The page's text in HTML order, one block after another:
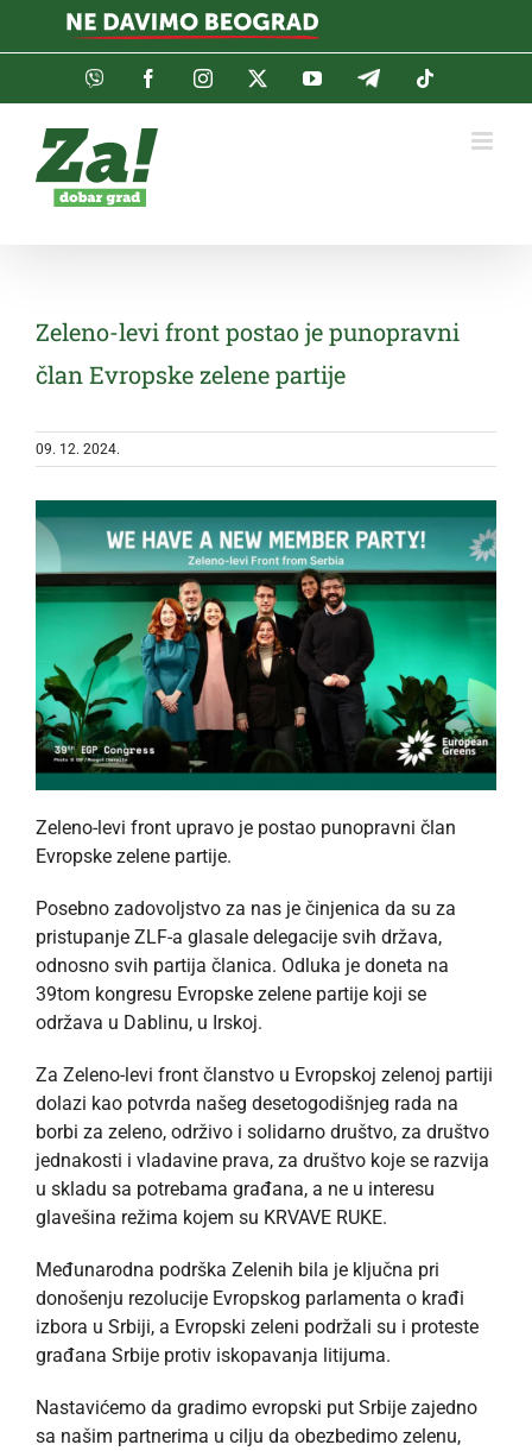
Viber FacebookInstagramTwitterYouTubeTelegram
Zeleno-levi front postao je punopravni
član Evropske zelene partije
09. 12. 2024.
Zeleno-levi front upravo je postao punopravni član
Evropske zelene partije.
Posebno zadovoljstvo za nas je činjenica da su za
pristupanje ZLF-a glasale delegacije svih država,
odnosno svih partija članica. Odluka je doneta na
39tom kongresu Evropske zelene partije koji se
održava u Dablinu, u Irskoj.
Za Zeleno-levi front članstvo u Evropskoj zelenoj partiji
dolazi kao potvrda našeg desetogodišnjeg rada na
borbi za zeleno, održivo i solidarno društvo, za društvo
jednakosti i vladavine prava, za društvo koje se razvija
u skladu sa potrebama građana, a ne u interesu
glavešina režima kojem su KRVAVE RUKE.
Međunarodna podrška Zelenih bila je ključna pri
donošenju rezolucije Evropskog parlamenta o krađi
izbora u Srbiji, a Evropski zeleni podržali su i proteste
građana Srbije protiv iskopavanja litijuma.
Nastavićemo da gradimo evropski put Srbije zajedno
sa našim partnerima u cilju da obezbedimo zelenu,